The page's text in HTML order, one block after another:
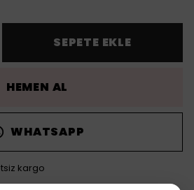
SEPETE EKLE
HEMEN AL
WHATSAPP
kargo